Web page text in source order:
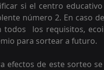
si el centro
número 2. En caso
todos  los requisitos,
para sortear a futuro.
efectos de este sorteo